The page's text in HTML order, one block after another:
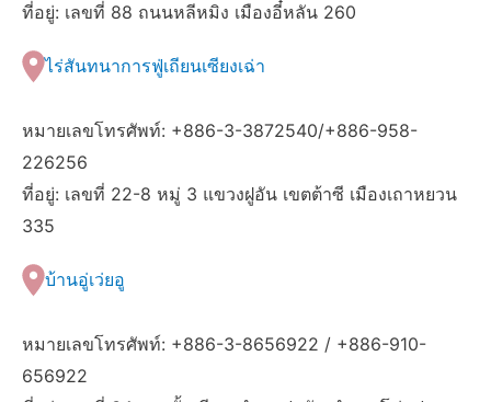
ที่อยู่: เลขที่ 88 ถนนหลีหมิง เมืองอี๋หลัน 260
ไร่สันทนาการฟู่เถียนเซียงเฉ่า
หมายเลขโทรศัพท์: +886-3-3872540/+886-958-
226256
ที่อยู่: เลขที่ 22-8 หมู่ 3 แขวงฝูอัน เขตต้าซี เมืองเถาหยวน
335
บ้านอู่เว่ยอู
หมายเลขโทรศัพท์: +886-3-8656922 / +886-910-
656922